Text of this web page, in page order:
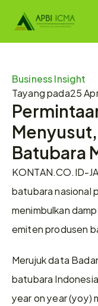
Business Insight
Tayang pada25
Batubara
KONTAN.CO.ID-
batubara nasional
menimbulkan
emiten produsen
Merujuk data
batubara
year on year (yoy)